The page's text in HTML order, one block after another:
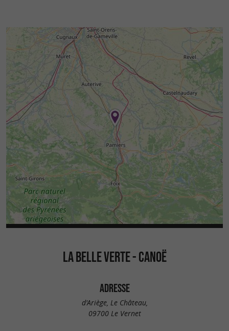
LA BELLE VERTE - CANOË
ADRESSE
d'Ariège, Le Château,
09700 Le Vernet